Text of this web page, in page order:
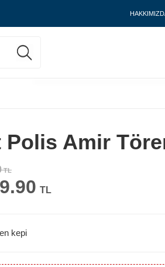
Polis Amir
TL
TL
kepi